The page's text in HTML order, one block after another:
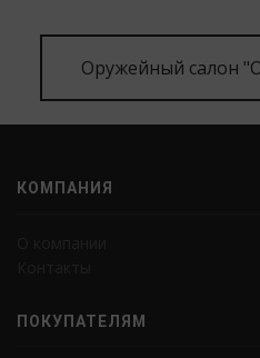
Оружейный салон
КОМПАНИЯ
ПОКУПАТЕЛЯМ